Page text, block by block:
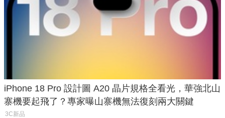
iPhone 18 Pro 設計圖 A20 晶片規格全看光，華強北山
寨機要起飛了？專家曝山寨機無法復刻兩大關鍵
3C新品